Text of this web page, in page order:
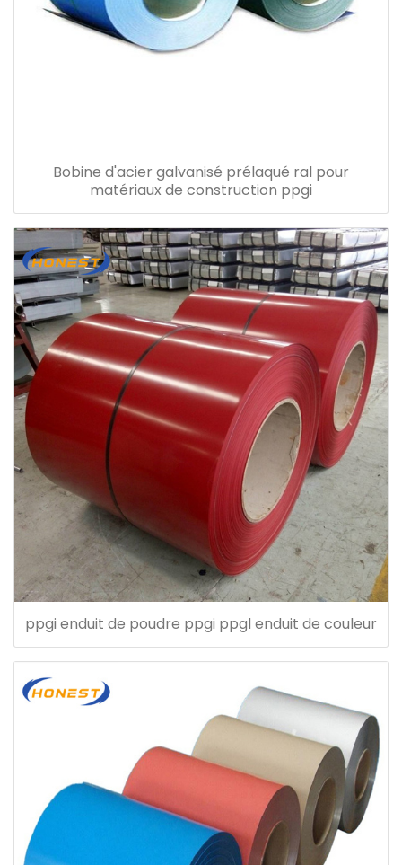
Bobine d'acier galvanisé prélaqué ral pour
matériaux de construction ppgi
ppgi enduit de poudre ppgi ppgl enduit de couleur